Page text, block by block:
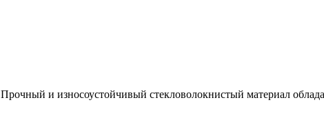
Прочный и износоустойчивый стекловолокнистый материал